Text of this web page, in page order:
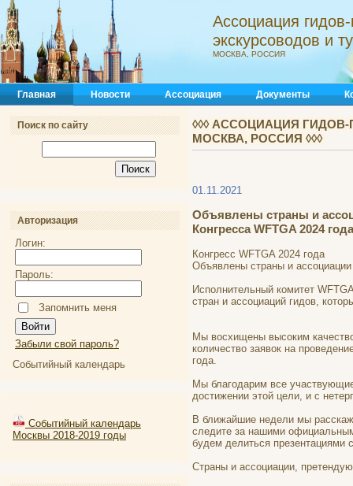
Ассоциация
экскурсоводов и
МОСКВА, РОССИЯ
Главная Новости Ассоциация Документы
Поиск по сайту
Авторизация
Логин:
Пароль:
Запомнить меня
Забыли свой пароль?
Событийный календарь
Событийный календарь
Москвы 2018-2019 годы
◊◊◊ АССОЦИАЦИЯ
МОСКВА, РОССИЯ ◊◊◊
01.11.2021
Объявлены страны и
Конгресса WFTGA 2024
Конгресс WFTGA 2024 года
Объявлены страны и
Исполнительный комитет
стран и ассоциаций гидов,
Мы восхищены высоким
количество заявок на
года.
Мы благодарим все
достижении этой цели, и с
В ближайшие недели мы
следите за нашими
будем делиться презентациями
Страны и ассоциации,